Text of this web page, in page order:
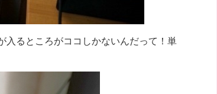
入るところがココしかないんだって！単